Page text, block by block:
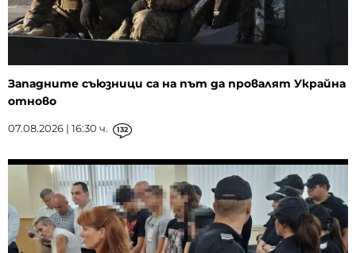
Западните съюзници са на път да провалят Украйна
отново
07.08.2026 | 16:30 ч. 132